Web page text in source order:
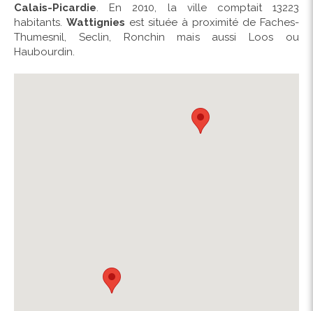
Calais-Picardie. En 2010, la ville comptait 13223
habitants. Wattignies est située à proximité de Faches-
Thumesnil, Seclin, Ronchin mais aussi Loos ou
Haubourdin.